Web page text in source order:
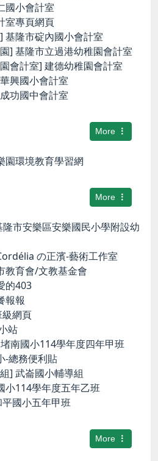
國小會計室
室專頁網頁
基隆市碇內國小會計室
] 基隆市立過港幼稚園會計室
會計室] 建德幼稚園會計室
興國小會計室
功國中會計室
More
園環境教育學習網
More
隆市安樂區安樂國民小學附設幼
の正濱-藝術工作室
教育會/文教基金會
的403
報報
網頁
站
南國小114學年度四年甲班
-總務便利貼
] 武崙國小輔導組
小114學年度五年乙班
國小五年甲班
More